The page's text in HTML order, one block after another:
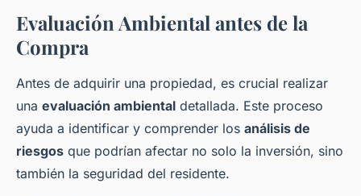
Evaluación Ambiental antes de la
Compra
Antes de adquirir una propiedad, es crucial realizar
una evaluación ambiental detallada. Este proceso
ayuda a identificar y comprender los análisis de
riesgos que podrían afectar no solo la inversión, sino
también la seguridad del residente.